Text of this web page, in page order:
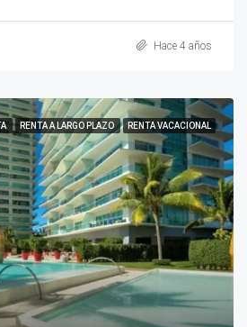
Hace 4 años
RENTA A LARGO PLAZO RENTA VACACIONAL